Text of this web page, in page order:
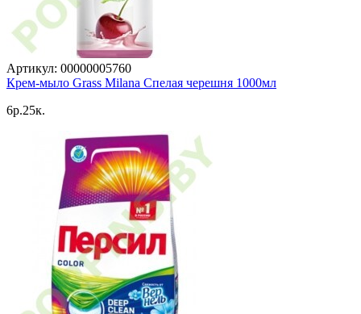
Артикул: 00000005760
Крем-мыло Grass Milana Спелая черешня 1000мл
6p.25к.